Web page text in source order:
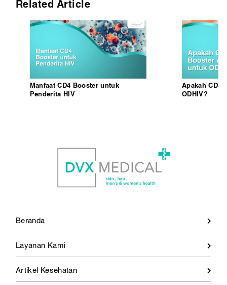
Related Article
Manfaat CD4 Booster untuk
Penderita HIV
Apakah CD4
ODHIV?
Beranda
Layanan Kami
Artikel Kesehatan